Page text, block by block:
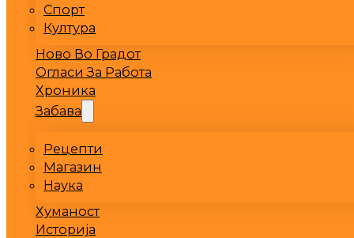
Спорт
Култура
Ново Во Градот
Огласи За Работа
Хроника
Забава
Рецепти
Магазин
Наука
Хуманост
Историја